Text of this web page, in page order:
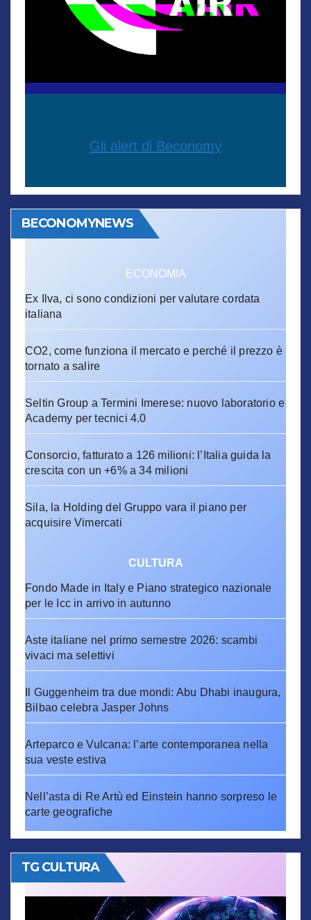
Gli alert di Beconomy
BECONOMYNEWS
ECONOMIA
Ex Ilva, ci sono condizioni per valutare cordata
italiana
CO2, come funziona il mercato e perché il prezzo è
tornato a salire
Seltin Group a Termini Imerese: nuovo laboratorio e
Academy per tecnici 4.0
Consorcio, fatturato a 126 milioni: l’Italia guida la
crescita con un +6% a 34 milioni
Sila, la Holding del Gruppo vara il piano per
acquisire Vimercati
CULTURA
Fondo Made in Italy e Piano strategico nazionale
per le Icc in arrivo in autunno
Aste italiane nel primo semestre 2026: scambi
vivaci ma selettivi
Il Guggenheim tra due mondi: Abu Dhabi inaugura,
Bilbao celebra Jasper Johns
Arteparco e Vulcana: l’arte contemporanea nella
sua veste estiva
Nell’asta di Re Artù ed Einstein hanno sorpreso le
carte geografiche
TG CULTURA